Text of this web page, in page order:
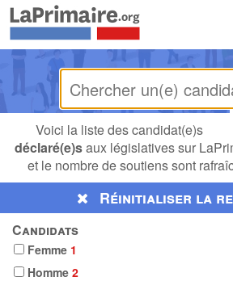
Voici la liste des candidat(e)s
déclaré(e)saux législatives sur
et le nombre de soutiens sont
Réinitialiser la
Candidats
Femme 1
Homme 2